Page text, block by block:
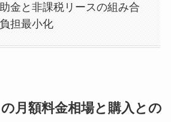
金と非課税リースの組み合
担最小化
月額料金相場と購入との